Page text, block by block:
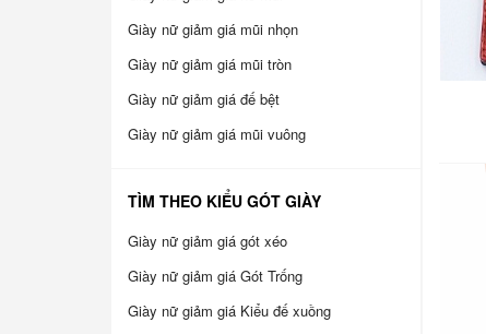
Giày nữ giảm giá mũi nhọn
Giày nữ giảm giá mũi tròn
Giày nữ giảm giá đế bệt
Giày nữ giảm giá mũi vuông
TÌM THEO KIỂU GÓT GIÀY
Giày nữ giảm giá gót xéo
Giày nữ giảm giá Gót Trống
Giày nữ giảm giá Kiểu đế xuồng